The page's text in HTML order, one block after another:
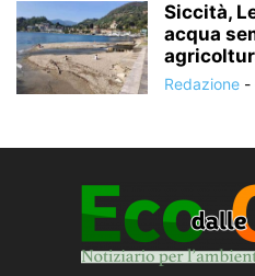
Siccità,
acqua
Redazione -